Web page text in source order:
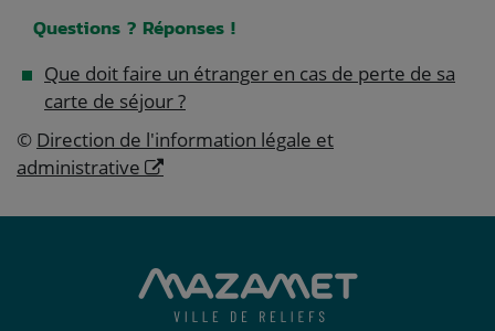
Questions ? Réponses !
Que doit faire un étranger en cas de perte de sa
carte de séjour ?
© Direction de l'information légale et
administrative